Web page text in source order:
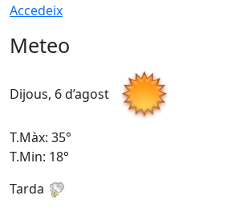
Accedeix
Meteo
Dijous, 6 d’agost
T.Màx: 35°
T.Min: 18°
Tarda